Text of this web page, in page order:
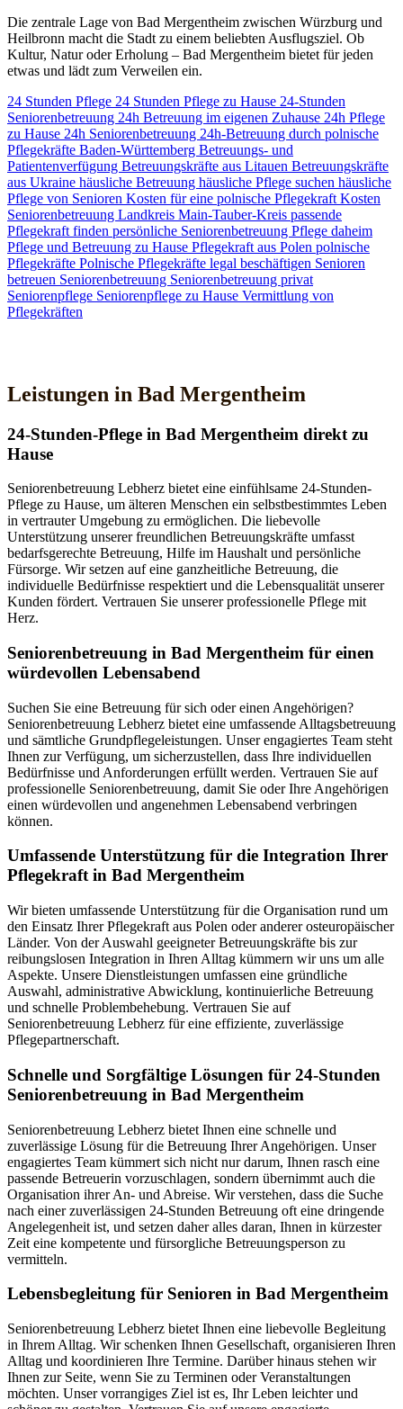
Die zentrale Lage von Bad Mergentheim zwischen Würzburg und
Heilbronn macht die Stadt zu einem beliebten Ausflugsziel. Ob
Kultur, Natur oder Erholung – Bad Mergentheim bietet für jeden
etwas und lädt zum Verweilen ein.
24 Stunden Pflege 24 Stunden Pflege zu Hause 24-Stunden
Seniorenbetreuung 24h Betreuung im eigenen Zuhause 24h Pflege
zu Hause 24h Seniorenbetreuung 24h-Betreuung durch polnische
Pflegekräfte Baden-Württemberg Betreuungs- und
Patientenverfügung Betreuungskräfte aus Litauen Betreuungskräfte
aus Ukraine häusliche Betreuung häusliche Pflege suchen häusliche
Pflege von Senioren Kosten für eine polnische Pflegekraft Kosten
Seniorenbetreuung Landkreis Main-Tauber-Kreis passende
Pflegekraft finden persönliche Seniorenbetreuung Pflege daheim
Pflege und Betreuung zu Hause Pflegekraft aus Polen polnische
Pflegekräfte Polnische Pflegekräfte legal beschäftigen Senioren
betreuen Seniorenbetreuung Seniorenbetreuung privat
Seniorenpflege Seniorenpflege zu Hause Vermittlung von
Pflegekräften
Leistungen in Bad Mergentheim
24-Stunden-Pflege in Bad Mergentheim direkt zu
Hause
Seniorenbetreuung Lebherz bietet eine einfühlsame 24-Stunden-
Pflege zu Hause, um älteren Menschen ein selbstbestimmtes Leben
in vertrauter Umgebung zu ermöglichen. Die liebevolle
Unterstützung unserer freundlichen Betreuungskräfte umfasst
bedarfsgerechte Betreuung, Hilfe im Haushalt und persönliche
Fürsorge. Wir setzen auf eine ganzheitliche Betreuung, die
individuelle Bedürfnisse respektiert und die Lebensqualität unserer
Kunden fördert. Vertrauen Sie unserer professionelle Pflege mit
Herz.
Senioren­betreuung in Bad Mergentheim für einen
würdevollen Lebensabend
Suchen Sie eine Betreuung für sich oder einen Angehörigen?
Seniorenbetreuung Lebherz bietet eine umfassende Alltagsbetreuung
und sämtliche Grundpflegeleistungen. Unser engagiertes Team steht
Ihnen zur Verfügung, um sicherzustellen, dass Ihre individuellen
Bedürfnisse und Anforderungen erfüllt werden. Vertrauen Sie auf
professionelle Seniorenbetreuung, damit Sie oder Ihre Angehörigen
einen würdevollen und angenehmen Lebensabend verbringen
können.
Umfassende Unterstützung für die Integration Ihrer
Pflegekraft in Bad Mergentheim
Wir bieten umfassende Unterstützung für die Organisation rund um
den Einsatz Ihrer Pflegekraft aus Polen oder anderer osteuropäischer
Länder. Von der Auswahl geeigneter Betreuungskräfte bis zur
reibungslosen Integration in Ihren Alltag kümmern wir uns um alle
Aspekte. Unsere Dienstleistungen umfassen eine gründliche
Auswahl, administrative Abwicklung, kontinuierliche Betreuung
und schnelle Problembehebung. Vertrauen Sie auf
Seniorenbetreuung Lebherz für eine effiziente, zuverlässige
Pflegepartnerschaft.
Schnelle und Sorgfältige Lösungen für 24-Stunden
Seniorenbetreuung in Bad Mergentheim
Seniorenbetreuung Lebherz bietet Ihnen eine schnelle und
zuverlässige Lösung für die Betreuung Ihrer Angehörigen. Unser
engagiertes Team kümmert sich nicht nur darum, Ihnen rasch eine
passende Betreuerin vorzuschlagen, sondern übernimmt auch die
Organisation ihrer An- und Abreise. Wir verstehen, dass die Suche
nach einer zuverlässigen 24-Stunden Betreuung oft eine dringende
Angelegenheit ist, und setzen daher alles daran, Ihnen in kürzester
Zeit eine kompetente und fürsorgliche Betreuungsperson zu
vermitteln.
Lebensbegleitung für Senioren in Bad Mergentheim
Seniorenbetreuung Lebherz bietet Ihnen eine liebevolle Begleitung
in Ihrem Alltag. Wir schenken Ihnen Gesellschaft, organisieren Ihren
Alltag und koordinieren Ihre Termine. Darüber hinaus stehen wir
Ihnen zur Seite, wenn Sie zu Terminen oder Veranstaltungen
möchten. Unser vorrangiges Ziel ist es, Ihr Leben leichter und